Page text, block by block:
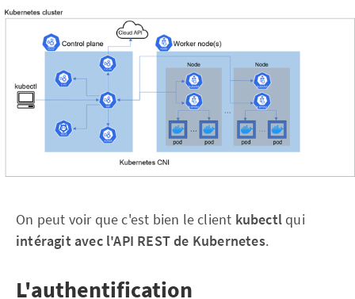
On peut voir que c'est bien le client kubectlqui
intéragit avec l'API REST de Kubernetes.
L'authentification